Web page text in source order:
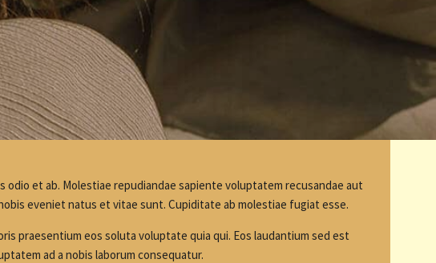
odio et ab. Molestiae repudiandae sapiente voluptatem recusandae aut
eveniet natus et vitae sunt. Cupiditate ab molestiae fugiat esse.
praesentium eos soluta voluptate quia qui. Eos laudantium sed est
ad a nobis laborum consequatur.